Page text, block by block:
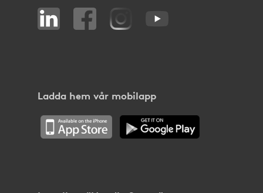
Ladda hem vår mobilapp